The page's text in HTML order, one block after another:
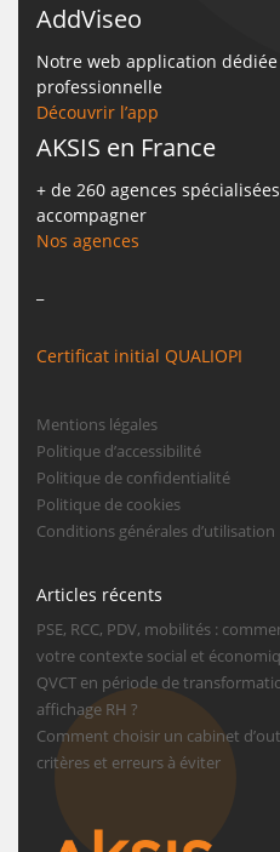
AddViseo
Notre web application dédiée
professionnelle
Découvrir l’app
AKSIS en France
+ de 260 agences
accompagner
Nos agences
Certificat initial QUALIOPI
Mentions légales
Politique d’accessibilité
Politique de confidentialité
Politique de cookies
Conditions générales d’utilisation
Articles récents
PSE, RCC, PDV, mobilités :
votre contexte social et
QVCT en période de
affichage RH ?
Comment choisir un cabinet
critères et erreurs à éviter